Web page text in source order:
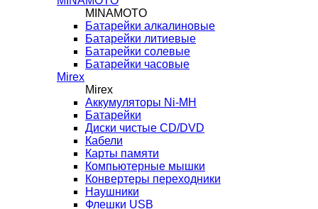
MINAMOTO
Батарейки алкалиновые
Батарейки литиевые
Батарейки солевые
Батарейки часовые
Mirex
Mirex
Аккумуляторы Ni-MH
Батарейки
Диски чистые CD/DVD
Кабели
Карты памяти
Компьютерные мышки
Конвертеры переходники
Наушники
Флешки USB